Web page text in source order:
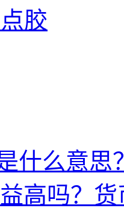
胶
什么意思
高吗？